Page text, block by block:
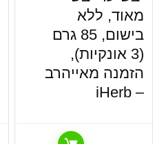
מאוד, ללא
בישום, 85 גרם
(3 אונקיות),
הזמנה מאייהרב
– iHerb